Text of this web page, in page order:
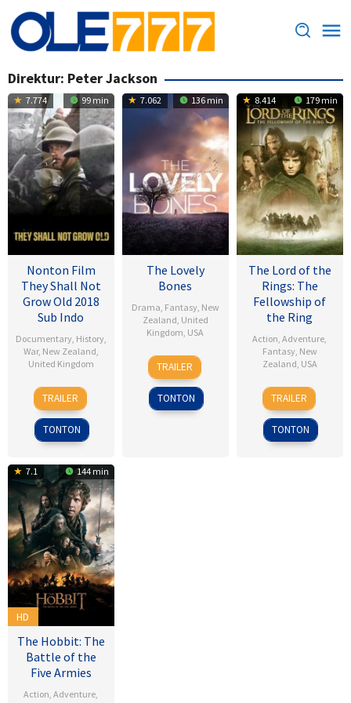
Loncat
ke
konten
Direktur: Peter Jackson
7.774 99 min
Nonton Film
They Shall Not
Grow Old 2018
Sub Indo
Documentary History
War, New Zealand
United Kingdom
9
Nov
2018
Peter
Jackson
TRAILER
TONTON
7.062 136 min
The Lovely
Bones
Drama Fantasy, New
Zealand United
Kingdom USA
26
Dec
2009
Peter
Jackson
TRAILER
TONTON
8.414 179 min
The Lord of the
Rings: The
Fellowship of
the Ring
Action ,Adventure
Fantasy, New
Zealand USA
18
Dec
2001
Peter
Jackson
TRAILER
TONTON
7.1 144 min
HD
The Hobbit: The
Battle of the
Five Armies
Action ,Adventure